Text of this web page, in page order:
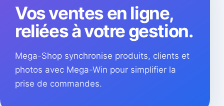
Vos ventes en ligne,
reliées à votre gestion.
Mega-Shop synchronise produits, clients et
photos avec Mega-Win pour simplifier la
prise de commandes.